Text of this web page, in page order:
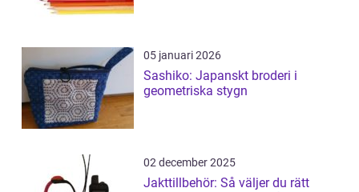
05 januari 2026
Sashiko: Japanskt broderi i
geometriska stygn
02 december 2025
Jakttillbehör: Så väljer du rätt